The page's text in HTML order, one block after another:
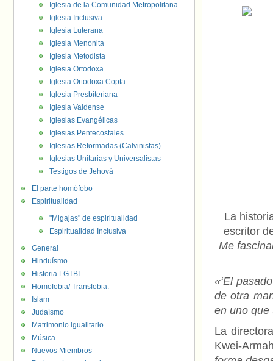
La
escritor
Me
«‘El
de otra
en uno que
La
Kwei-
Iglesia de la Comunidad Metropolitana
Iglesia Inclusiva
Iglesia Luterana
Iglesia Menonita
Iglesia Metodista
Iglesia Ortodoxa
Iglesia Ortodoxa Copta
Iglesia Presbiteriana
Iglesia Valdense
Iglesias Evangélicas
Iglesias Pentecostales
Iglesias Reformadas (Calvinistas)
Iglesias Unitarias y Universalistas
Testigos de Jehová
El parte homófobo
Espiritualidad
"Migajas" de espiritualidad
Espiritualidad Inclusiva
General
Hinduísmo
Historia LGTBI
Homofobia/ Transfobia.
Islam
Judaísmo
Matrimonio igualitario
Música
Nuevos Miembros